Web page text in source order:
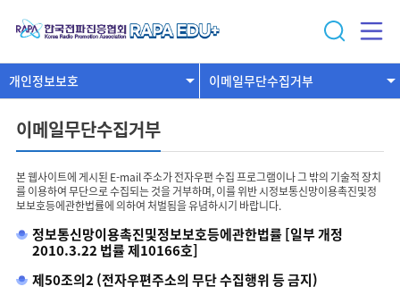
개인정보보호 이메일무단수집거부
이메일무단수집거부
본 웹사이트에 게시된 E-mail 주소가 전자우편 수집 프로그램이나 그 밖의 기술적 장치
를 이용하여 무단으로 수집되는 것을 거부하며, 이를 위반 시정보통신망이용촉진및정
보보호등에관한법률에 의하여 처벌됨을 유념하시기 바랍니다.
정보통신망이용촉진및정보보호등에관한법률 [일부 개정
2010.3.22 법률 제10166호]
제50조의2 (전자우편주소의 무단 수집행위 등 금지)